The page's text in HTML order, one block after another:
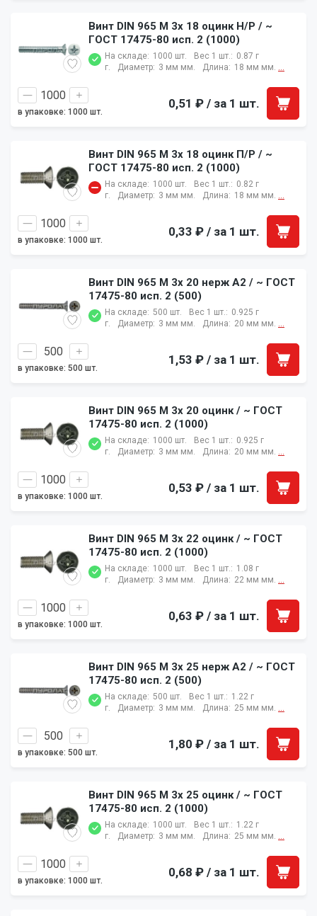
Винт DIN 965 M 3x 18 оцинк Н/Р / ~
ГОСТ 17475-80 исп. 2 (1000)
На складе: 1000 шт. Вес 1 шт.: 0.87 г
г.
Диаметр: 3 мм мм. Длина: 18 мм мм. ...
в упаковке: 1000 шт.
0,51 ₽ / за 1 шт.
Винт DIN 965 M 3x 18 оцинк П/Р / ~
ГОСТ 17475-80 исп. 2 (1000)
На складе: 1000 шт. Вес 1 шт.: 0.82 г
г.
Диаметр: 3 мм мм. Длина: 18 мм мм. ...
в упаковке: 1000 шт.
0,33 ₽ / за 1 шт.
Винт DIN 965 M 3x 20 нерж A2 / ~ ГОСТ
17475-80 исп. 2 (500)
На складе: 500 шт. Вес 1 шт.: 0.925 г
г.
Диаметр: 3 мм мм. Длина: 20 мм мм. ...
в упаковке: 500 шт.
1,53 ₽ / за 1 шт.
Винт DIN 965 M 3x 20 оцинк / ~ ГОСТ
17475-80 исп. 2 (1000)
На складе: 1000 шт. Вес 1 шт.: 0.925 г
г.
Диаметр: 3 мм мм. Длина: 20 мм мм. ...
в упаковке: 1000 шт.
0,53 ₽ / за 1 шт.
Винт DIN 965 M 3x 22 оцинк / ~ ГОСТ
17475-80 исп. 2 (1000)
На складе: 1000 шт. Вес 1 шт.: 1.08 г
г.
Диаметр: 3 мм мм. Длина: 22 мм мм. ...
в упаковке: 1000 шт.
0,63 ₽ / за 1 шт.
Винт DIN 965 M 3x 25 нерж A2 / ~ ГОСТ
17475-80 исп. 2 (500)
На складе: 500 шт. Вес 1 шт.: 1.22 г
г.
Диаметр: 3 мм мм. Длина: 25 мм мм. ...
в упаковке: 500 шт.
1,80 ₽ / за 1 шт.
Винт DIN 965 M 3x 25 оцинк / ~ ГОСТ
17475-80 исп. 2 (1000)
На складе: 1000 шт. Вес 1 шт.: 1.22 г
г.
Диаметр: 3 мм мм. Длина: 25 мм мм. ...
в упаковке: 1000 шт.
0,68 ₽ / за 1 шт.